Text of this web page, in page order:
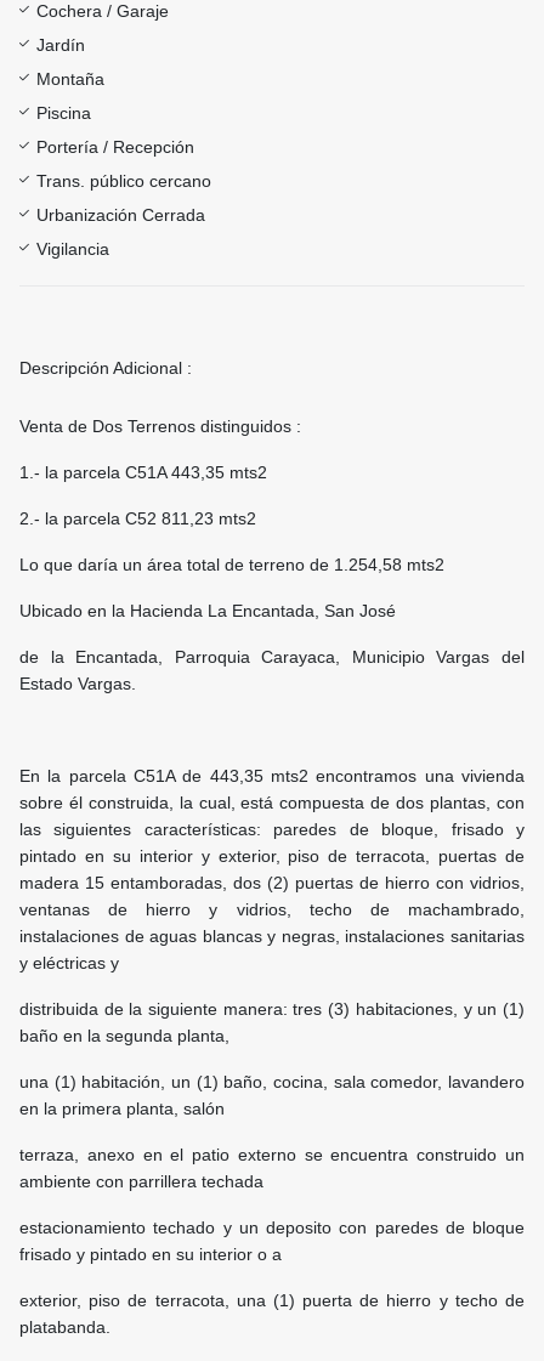
Cochera / Garaje
Jardín
Montaña
Piscina
Portería / Recepción
Trans. público cercano
Urbanización Cerrada
Vigilancia
Descripción Adicional :
Venta de Dos Terrenos distinguidos :
1.- la parcela C51A 443,35 mts2
2.- la parcela C52 811,23 mts2
Lo que daría un área total de terreno de 1.254,58 mts2
Ubicado en la Hacienda La Encantada, San José
de la Encantada, Parroquia Carayaca, Municipio Vargas del
Estado Vargas.
En la parcela C51A de 443,35 mts2 encontramos una vivienda
sobre él construida, la cual, está compuesta de dos plantas, con
las siguientes características: paredes de bloque, frisado y
pintado en su interior y exterior, piso de terracota, puertas de
madera 15 entamboradas, dos (2) puertas de hierro con vidrios,
ventanas de hierro y vidrios, techo de machambrado,
instalaciones de aguas blancas y negras, instalaciones sanitarias
y eléctricas y
distribuida de la siguiente manera: tres (3) habitaciones, y un (1)
baño en la segunda planta,
una (1) habitación, un (1) baño, cocina, sala comedor, lavandero
en la primera planta, salón
terraza, anexo en el patio externo se encuentra construido un
ambiente con parrillera techada
estacionamiento techado y un deposito con paredes de bloque
frisado y pintado en su interior o a
exterior, piso de terracota, una (1) puerta de hierro y techo de
platabanda.